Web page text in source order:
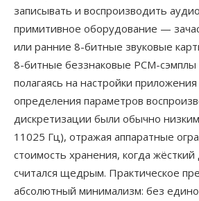
записывать и воспроизводить
примитивное оборудование —
или ранние 8-битные звуковые
8-битные беззнаковые PCM-сэмплы
полагаясь на настройки
определения параметров
дискретизации были обычно
11025 Гц), отражая аппаратные
стоимость хранения, когда
считался щедрым. Практическое
абсолютный минимализм: без